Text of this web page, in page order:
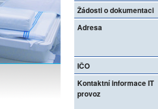
Žádosti o dokumentaci
Adresa
IČO
Kontaktní informace IT
provoz